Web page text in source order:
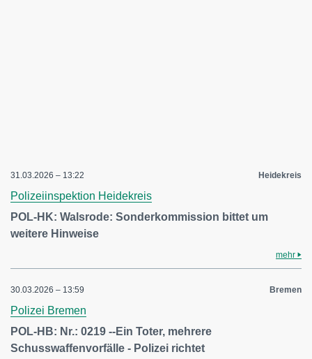
31.03.2026 – 13:22 Heidekreis
Polizeiinspektion Heidekreis
POL-HK: Walsrode: Sonderkommission bittet um
weitere Hinweise
mehr
30.03.2026 – 13:59 Bremen
Polizei Bremen
POL-HB: Nr.: 0219 --Ein Toter, mehrere
Schusswaffenvorfälle - Polizei richtet